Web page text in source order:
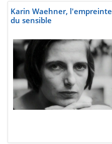
Karin Waehner, l'empreinte
du sensible